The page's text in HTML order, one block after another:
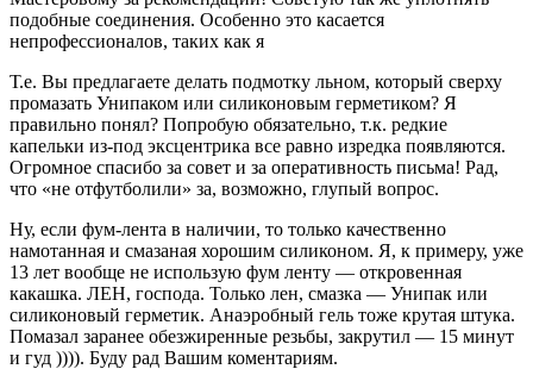
подобные соединения. Особенно это касается
непрофессионалов, таких как я
Т.е. Вы предлагаете делать подмотку льном, который сверху
промазать Унипаком или силиконовым герметиком? Я
правильно понял? Попробую обязательно, т.к. редкие
капельки из-под эксцентрика все равно изредка появляются.
Огромное спасибо за совет и за оперативность письма! Рад,
что «не отфутболили» за, возможно, глупый вопрос.
Ну, если фум-лента в наличии, то только качественно
намотанная и смазаная хорошим силиконом. Я, к примеру, уже
13 лет вообще не использую фум ленту — откровенная
какашка. ЛЕН, господа. Только лен, смазка — Унипак или
силиконовый герметик. Анаэробный гель тоже крутая штука.
Помазал заранее обезжиренные резьбы, закрутил — 15 минут
и гуд )))). Буду рад Вашим коментариям.